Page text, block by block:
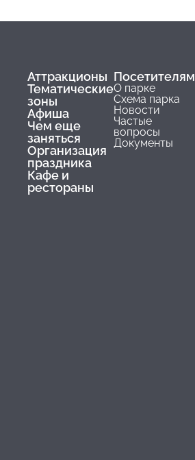
Аттракционы
Тематические
зоны
Афиша
Чем еще
заняться
Организация
праздника
Кафе и
рестораны
Посетителям
О парке
Схема парка
Новости
Частые
вопросы
Документы